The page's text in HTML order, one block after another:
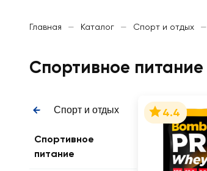
Главная — Каталог — Спорт и отдых —
Спортивное питание
Спорт и отдых
Спортивное
питание
4.4